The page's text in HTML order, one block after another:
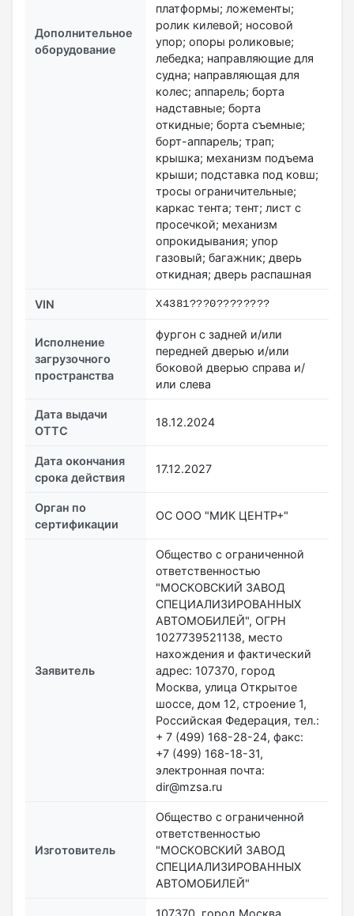
Дополнительное
оборудование
платформы; ложементы;
ролик килевой; носовой
упор; опоры роликовые;
лебедка; направляющие для
судна; направляющая для
колес; аппарель; борта
надставные; борта
откидные; борта съемные;
борт-аппарель; трап;
крышка; механизм подъема
крыши; подставка под ковш;
тросы ограничительные;
каркас тента; тент; лист с
просечкой; механизм
опрокидывания; упор
газовый; багажник; дверь
откидная; дверь распашная
VIN X4381???0????????
Исполнение
загрузочного
пространства
фургон с задней и/или
передней дверью и/или
боковой дверью справа и/
или слева
Дата выдачи
ОТТС
18.12.2024
Дата окончания
срока действия
17.12.2027
Орган по
сертификации
ОС ООО "МИК ЦЕНТР+"
Заявитель
Общество с ограниченной
ответственностью
"МОСКОВСКИЙ ЗАВОД
СПЕЦИАЛИЗИРОВАННЫХ
АВТОМОБИЛЕЙ", ОГРН
1027739521138, место
нахождения и фактический
адрес: 107370, город
Москва, улица Открытое
шоссе, дом 12, строение 1,
Российская Федерация, тел.:
+ 7 (499) 168-28-24, факс:
+7 (499) 168-18-31,
электронная почта:
dir@mzsa.ru
Изготовитель
Общество с ограниченной
ответственностью
"МОСКОВСКИЙ ЗАВОД
СПЕЦИАЛИЗИРОВАННЫХ
АВТОМОБИЛЕЙ"
107370, город Москва,